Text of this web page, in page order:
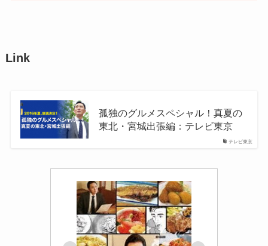
Link
テレビ東京
孤独のグルメスペシャル！真夏の
東北・宮城出張編：テレビ東京